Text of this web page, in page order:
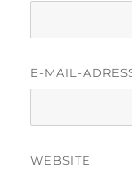
E-MAIL-
WEBSITE